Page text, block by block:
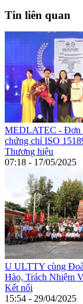
Tin liên quan
MEDLATEC - Đơn
chứng chỉ ISO
Thương hiệu
07:18 - 17/05/2025
U ULTTY cùng
Hào, Trách Nhiệm
Kết nối
15:54 - 29/04/2025